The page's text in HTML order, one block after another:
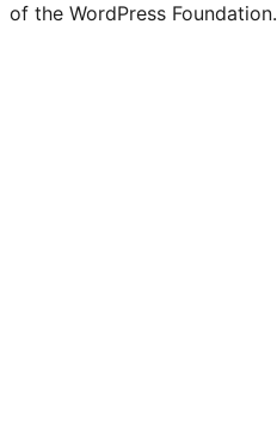
of the WordPress Foundation.